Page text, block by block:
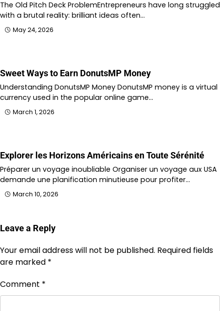
The Old Pitch Deck ProblemEntrepreneurs have long struggled
with a brutal reality: brilliant ideas often…
May 24, 2026
Sweet Ways to Earn DonutsMP Money
Understanding DonutsMP Money DonutsMP money is a virtual
currency used in the popular online game…
March 1, 2026
Explorer les Horizons Américains en Toute Sérénité
Préparer un voyage inoubliable Organiser un voyage aux USA
demande une planification minutieuse pour profiter…
March 10, 2026
Leave a Reply
Your email address will not be published. Required fields
are marked *
Comment *